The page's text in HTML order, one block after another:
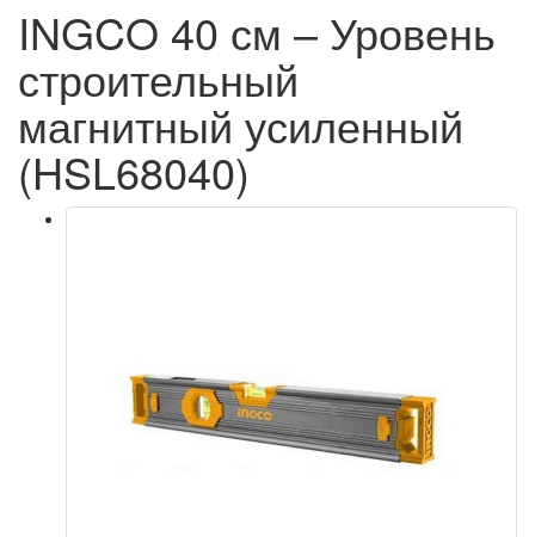
INGCO 40 см – Уровень
строительный
магнитный усиленный
(HSL68040)